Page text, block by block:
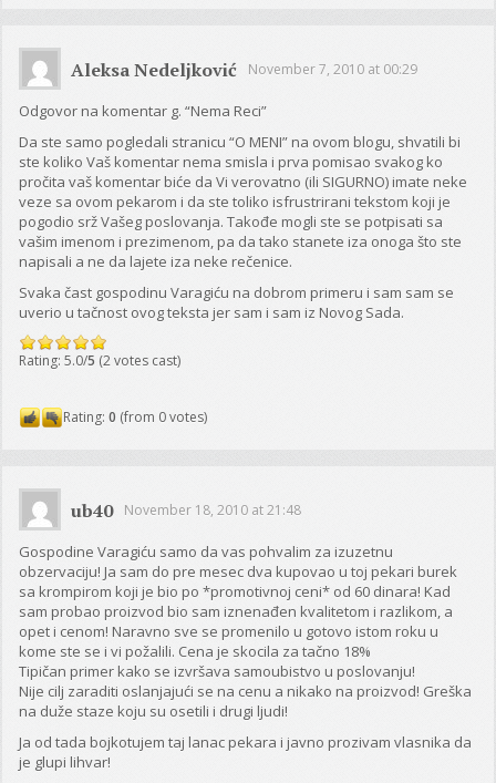
Aleksa Nedeljković November 7, 2010 at 00:29
Odgovor na komentar g. “Nema Reci”
Da ste samo pogledali stranicu “O MENI” na ovom blogu, shvatili bi
ste koliko Vaš komentar nema smisla i prva pomisao svakog ko
pročita vaš komentar biće da Vi verovatno (ili SIGURNO) imate neke
veze sa ovom pekarom i da ste toliko isfrustrirani tekstom koji je
pogodio srž Vašeg poslovanja. Takođe mogli ste se potpisati sa
vašim imenom i prezimenom, pa da tako stanete iza onoga što ste
napisali a ne da lajete iza neke rečenice.
Svaka čast gospodinu Varagiću na dobrom primeru i sam sam se
uverio u tačnost ovog teksta jer sam i sam iz Novog Sada.
Rating: 5.0/5 (2 votes cast)
Rating:0 (from 0 votes)
ub40 November 18, 2010 at 21:48
Gospodine Varagiću samo da vas pohvalim za izuzetnu
obzervaciju! Ja sam do pre mesec dva kupovao u toj pekari burek
sa krompirom koji je bio po *promotivnoj ceni* od 60 dinara! Kad
sam probao proizvod bio sam iznenađen kvalitetom i razlikom, a
opet i cenom! Naravno sve se promenilo u gotovo istom roku u
kome ste se i vi požalili. Cena je skocila za tačno 18%
Tipičan primer kako se izvršava samoubistvo u poslovanju!
Nije cilj zaraditi oslanjajući se na cenu a nikako na proizvod! Greška
na duže staze koju su osetili i drugi ljudi!
Ja od tada bojkotujem taj lanac pekara i javno prozivam vlasnika da
je glupi lihvar!